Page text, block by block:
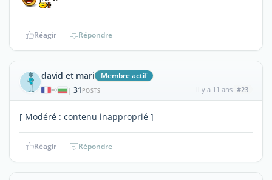
Réagir Répondre
david et mari Membre actif
| 31 POSTS il y a 11 ans #23
[ Modéré : contenu inapproprié ]
Réagir Répondre